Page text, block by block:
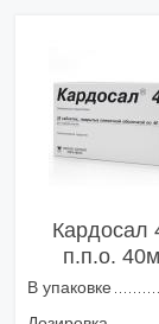
Кардосал
п.п.о.
В упаковке